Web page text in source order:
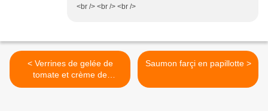
<br /> <br /> <br />
< Verrines de gelée de
tomate et crème de
parmesan
Saumon farçi en papillotte >